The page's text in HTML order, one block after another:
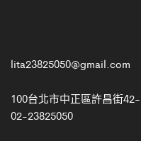
lita23825050@gmail.com
100台北市中正區許昌街
02-23825050